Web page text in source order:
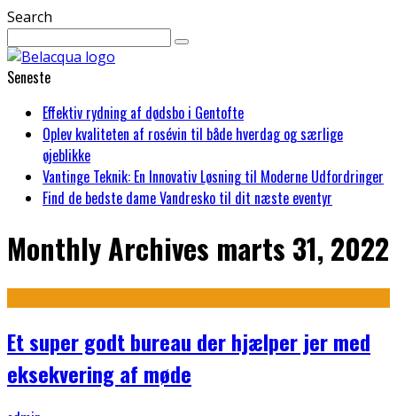
Search
Seneste
Effektiv rydning af dødsbo i Gentofte
Oplev kvaliteten af rosévin til både hverdag og særlige
øjeblikke
Vantinge Teknik: En Innovativ Løsning til Moderne Udfordringer
Find de bedste dame Vandresko til dit næste eventyr
Monthly Archives marts 31, 2022
Et super godt bureau der hjælper jer med
eksekvering af møde